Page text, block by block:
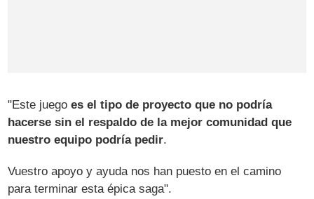
"Este juegoes el tipo de proyecto que no podría
hacerse sin el respaldo de la mejor comunidad que
nuestro equipo podría pedir.
Vuestro apoyo y ayuda nos han puesto en el camino
para terminar esta épica saga".